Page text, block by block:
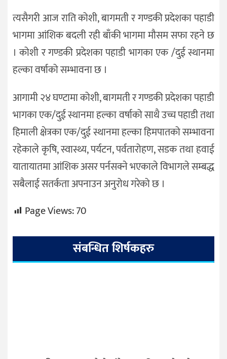
त्यसैगरी आज राति कोशी, बागमती र गण्डकी प्रदेशका पहाडी
भागमा आंशिक बदली रही बाँकी भागमा मौसम सफा रहने छ
। कोशी र गण्डकी प्रदेशका पहाडी भागका एक /दुई स्थानमा
हल्का वर्षाको सम्भावना छ ।
आगामी २४ घण्टामा कोशी, बागमती र गण्डकी प्रदेशका पहाडी
भागका एक/दुई स्थानमा हल्का वर्षाको साथै उच्च पहाडी तथा
हिमाली क्षेत्रका एक/दुई स्थानमा हल्का हिमपातको सम्भावना
रहेकाले कृषि, स्वास्थ्य, पर्यटन, पर्वतारोहण, सडक तथा हवाई
यातायातमा आंशिक असर पर्नसक्ने भएकाले विभागले सम्बद्ध
सबैलाई सतर्कता अपनाउन अनुरोध गरेको छ ।
Page Views:70
संबन्धित शिर्षकहरु